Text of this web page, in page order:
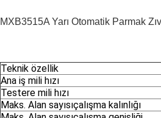
MXB3515A Yarı Otomatik Parmak
Teknik özellik
Ana iş mili hızı
Testere mili hızı
Maks. Alan sayısıçalışma kalınlığı